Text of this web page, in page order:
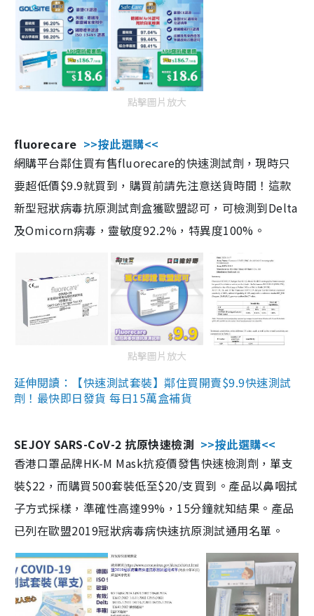
點擊圖片放大
fluorecare >>按此選購<<
網購平台鄰住買有售fluorecare的快速測試劑，現時只
要超低價$9.9就買到，購買前請先注意送貨時間！這款
新型冠狀病毒抗原測試劑盒獲歐盟認可，可檢測到Delta
及Omicorn病毒，靈敏度92.2%，特異度100%。
點擊圖片放大
延伸閱讀：【快速測試套裝】鄰住買開賣$9.9快速測試
劑！最快即日發貨 每日15萬盒補貨
SEJOY SARS-CoV-2 抗原快速檢測 >>按此選購<<
香港口罩品牌HK-M Mask抗疫價發售快速檢測劑，單支
裝$22，而購買500套裝低至$20/支買到。產品以鼻咽拭
子方式採樣，準確性高達99%，15分鐘就知結果。產品
已列在歐盟2019冠狀病毒病快速抗原測試通用名單。